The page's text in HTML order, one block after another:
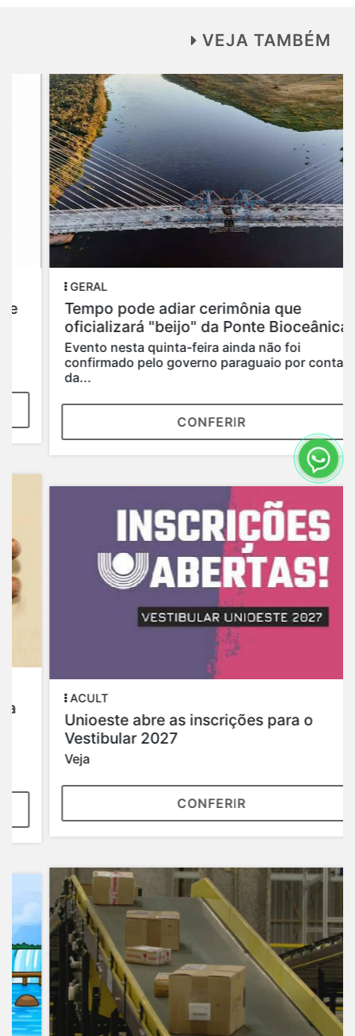
VEJA TAMBÉM
GERAL
Tempo pode adiar cerimônia que
oficializará "beijo" da Ponte Bioceânica
Evento nesta quinta-feira ainda não foi
confirmado pelo governo paraguaio por conta
CONFERIR
ACULT
Unioeste abre as inscrições para o
Vestibular 2027
CONFERIR